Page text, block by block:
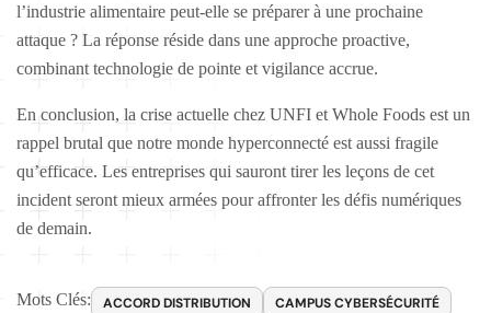
l’industrie alimentaire peut-elle se préparer à une prochaine
attaque ? La réponse réside dans une approche proactive,
combinant technologie de pointe et vigilance accrue.
En conclusion, la crise actuelle chez UNFI et Whole Foods est un
rappel brutal que notre monde hyperconnecté est aussi fragile
qu’efficace. Les entreprises qui sauront tirer les leçons de cet
incident seront mieux armées pour affronter les défis numériques
de demain.
Mots Clés: ACCORD DISTRIBUTION
CAMPUS CYBERSÉCURITÉ